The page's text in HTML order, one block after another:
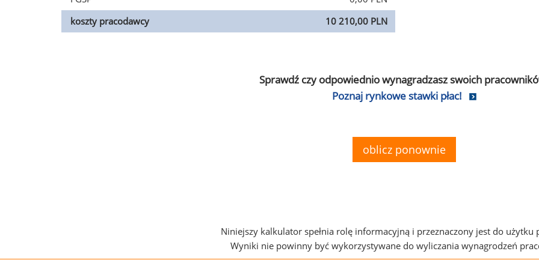
koszty pracodawcy
10 210,00 PLN
Sprawdź czy odpowiednio wynagradzasz swoich
Poznaj rynkowe stawki płac!
oblicz ponownie
Niniejszy kalkulator spełnia rolę informacyjną i przeznaczony jest do użytku
Wyniki nie powinny być wykorzystywane do wyliczania wynagrodzeń